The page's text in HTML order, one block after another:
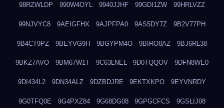
98RZWLDP 990W4OYL 9940JJHF 99GDI1ZW 99HRLVZZ
99NJVYC8 9AEIGFHX 9AJPFPA0 9AS5DY7Z 9B2V77PH
9B4CT9PZ 9BEYVG9H 9BGYPM4O 9BIRO8AZ 9BJ6RL38
9BKZ7AVO 9BM67W1T 9C63LNEL 9D0TQQOV 9DFN8WE0
9DI434L2 9DN34ALZ 9DZBDJRE 9EKTXKPO 9EYVNRDY
9G0TFQ0E 9G4PXZ84 9G68DG08 9GPGCFCS 9GSLIJ08